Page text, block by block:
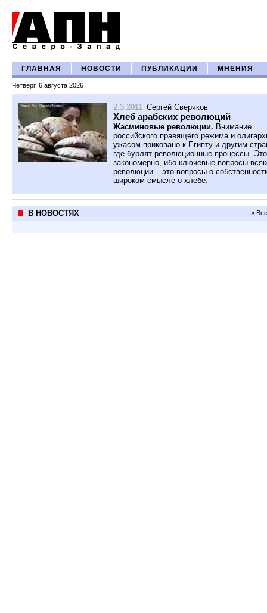
ГЛАВНАЯ НОВОСТИ ПУБЛИКАЦИИ МНЕНИЯ
Четверг, 6 августа 2026
2.3.2011 Сергей Сверчков
Хлеб арабских революций
Жасминовые революции. Внимание
российского правящего режима и
ужасом приковано к Египту и другим
где бурлят революционные процессы. Это
закономерно, ибо ключевые вопросы
революции – это вопросы о
широком смысле о хлебе.
В НОВОСТЯХ »